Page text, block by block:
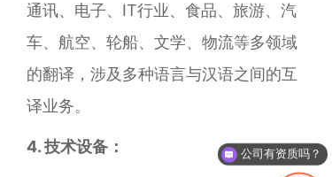
通讯、电子、IT行业、食品、旅游、汽
车、航空、轮船、文学、物流等多领域
的翻译，涉及多种语言与汉语之间的互
译业务。
4. 技术设备： 公司有资质吗？